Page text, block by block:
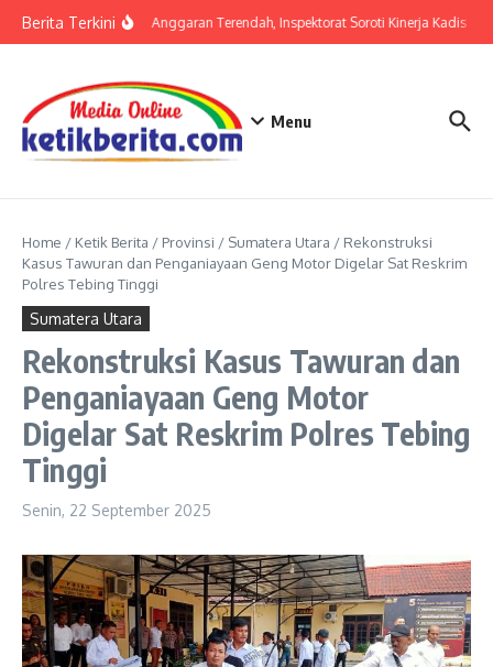
Berita TerkiniSerapan Anggaran Terendah, Inspektorat Soroti Kinerja Kadis
Menu
Home / Ketik Berita / Provinsi / Sumatera Utara / Rekonstruksi
Kasus Tawuran dan Penganiayaan Geng Motor Digelar Sat Reskrim
Polres Tebing Tinggi
Sumatera Utara
Rekonstruksi Kasus Tawuran dan
Penganiayaan Geng Motor
Digelar Sat Reskrim Polres Tebing
Tinggi
Senin, 22 September 2025